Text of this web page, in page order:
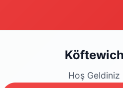
Köftewich
Hoş Geldiniz